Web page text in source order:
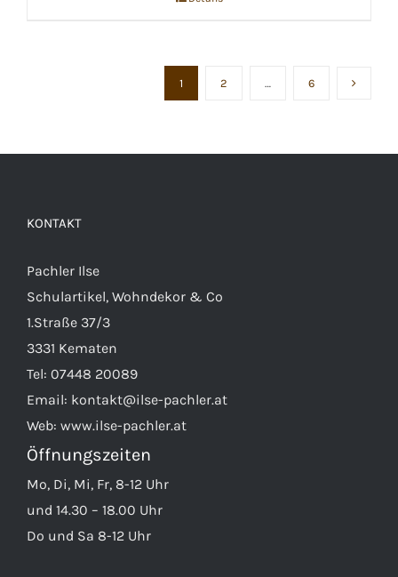
1 2 … 6
KONTAKT
Pachler Ilse
Schulartikel, Wohndekor & Co
1.Straße 37/3
3331 Kematen
Tel: 07448 20089
Email: kontakt@ilse-pachler.at
Web: www.ilse-pachler.at
Öffnungszeiten
Mo, Di, Mi, Fr, 8-12 Uhr
und 14.30 – 18.00 Uhr
Do und Sa 8-12 Uhr